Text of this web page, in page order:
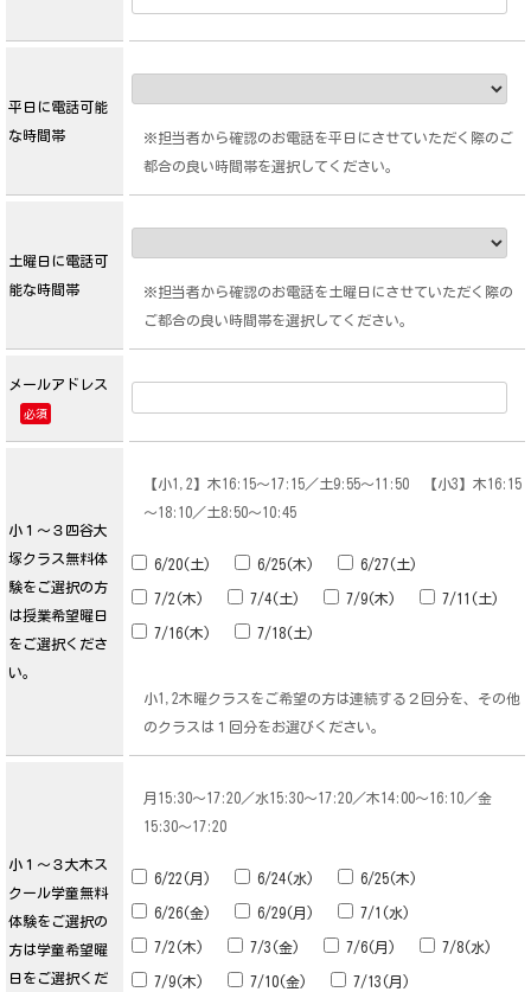
平日に電話可能
な時間帯
※担当者から確認のお電話を平日にさせていただく際のご
都合の良い時間帯を選択してください。
土曜日に電話可
能な時間帯
※担当者から確認のお電話を土曜日にさせていただく際の
ご都合の良い時間帯を選択してください。
メールアドレス
必須
小１～３四谷大
塚クラス無料体
験をご選択の方
は授業希望曜日
をご選択くださ
い。
【小1,2】木16:15～17:15／土9:55～11:50 【小3】木16:15
～18:10／土8:50～10:45
6/20(土) 6/25(木) 6/27(土)
7/2(木) 7/4(土) 7/9(木) 7/11(土)
7/16(木) 7/18(土)
小1,2木曜クラスをご希望の方は連続する２回分を、その他
のクラスは１回分をお選びください。
小１～３大木ス
クール学童無料
体験をご選択の
方は学童希望曜
日をご選択くだ
月15:30～17:20／水15:30～17:20／木14:00～16:10／金
15:30～17:20
6/22(月) 6/24(水) 6/25(木)
6/26(金) 6/29(月) 7/1(水)
7/2(木) 7/3(金) 7/6(月) 7/8(水)
7/9(木) 7/10(金) 7/13(月)